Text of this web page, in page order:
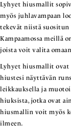
Lyhyet hiusmallit
myös juhlavampaan
tekevät niistä
Kampaamossa meillä
joista voit valita
Lyhyet hiusmallit ovat
hiustesi näyttävän
leikkauksella ja
hiuksista, jotka ovat
hiusmallin voit myös
ilmeen.